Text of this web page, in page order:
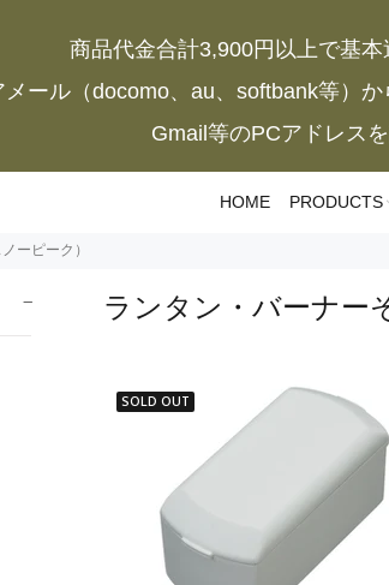
商品代金合計3,900円以上で基本
メール（docomo、au、softbank等）
Gmail等のPCアドレス
HOME PRODUCTS
ーピーク）
ランタン・バーナー
SOLD OUT